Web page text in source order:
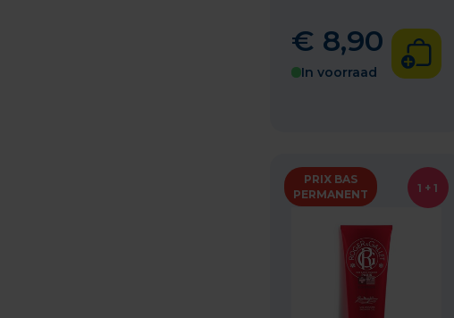
€ 8,90
In voorraad
PRIX BAS
PERMANENT
1 + 1